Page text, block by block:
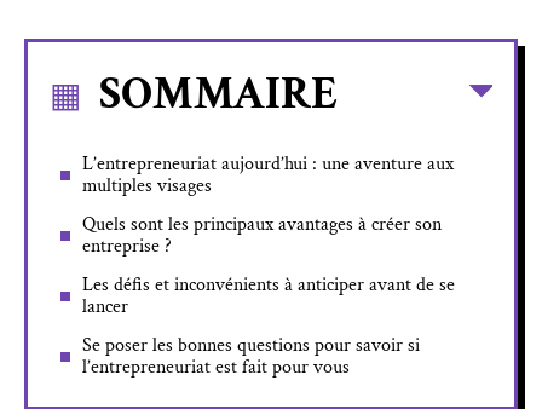
SOMMAIRE
L’entrepreneuriat aujourd’hui : une aventure aux
multiples visages
Quels sont les principaux avantages à créer son
entreprise ?
Les défis et inconvénients à anticiper avant de se
lancer
Se poser les bonnes questions pour savoir si
l’entrepreneuriat est fait pour vous